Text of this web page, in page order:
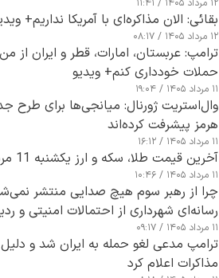
۱۲ مرداد ۱۴۰۵ / ۱۱:۴۱
بقائی: الان مذاکره‌ای با آمریکا نداریم+
۱۲ مرداد ۱۴۰۵ / ۰۸:۱۷
ترامپ: عربستان، امارات، قطر و ایران از
حملات خودداری کنم+ ویدیو
۱۱ مرداد ۱۴۰۵ / ۱۹:۰۴
وال‌استریت ژورنال: میانجی‌ها برای طرح
هرمز پیشرفت کرده‌اند
۱۱ مرداد ۱۴۰۵ / ۱۶:۱۲
آخرین قیمت طلا، سکه و ارز یکشنبه 11 مرداد+ جدول
۱۱ مرداد ۱۴۰۵ / ۱۰:۴۶
چرا از رهبر سوم هیچ صدایی منتشر
رسانه‌ای شهرداری از احتمالات امنیتی و
گفت
۱۱ مرداد ۱۴۰۵ / ۰۹:۱۷
ترامپ مدعی لغو حمله به ایران
مذاکرات اعلام کرد